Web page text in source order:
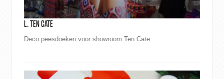
L. TEN CATE
Deco peesdoeken voor showroom Ten Cate